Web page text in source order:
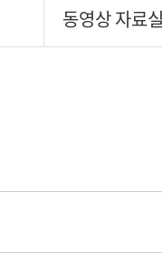
동영상 자료